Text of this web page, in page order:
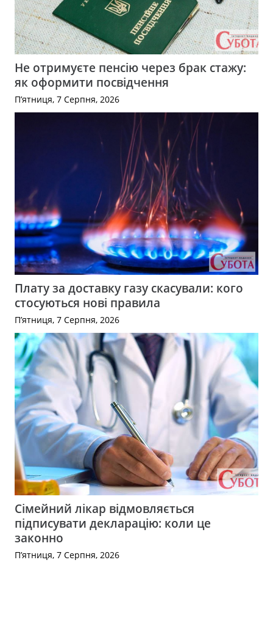
Не отримуєте пенсію через брак стажу:
як оформити посвідчення
П’ятниця, 7 Серпня, 2026
Плату за доставку газу скасували: кого
стосуються нові правила
П’ятниця, 7 Серпня, 2026
Сімейний лікар відмовляється
підписувати декларацію: коли це
законно
П’ятниця, 7 Серпня, 2026